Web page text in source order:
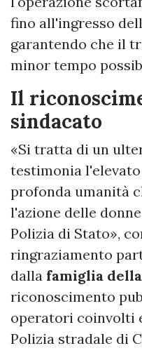
fino all'ingresso
garantendo che il
minor tempo
Il
sindacato
«Si tratta di un
testimonia
profonda umanità
l'azione delle
Polizia di Stato»,
ringraziamento
dalla famiglia
riconoscimento
operatori coinvolti
Polizia stradale di